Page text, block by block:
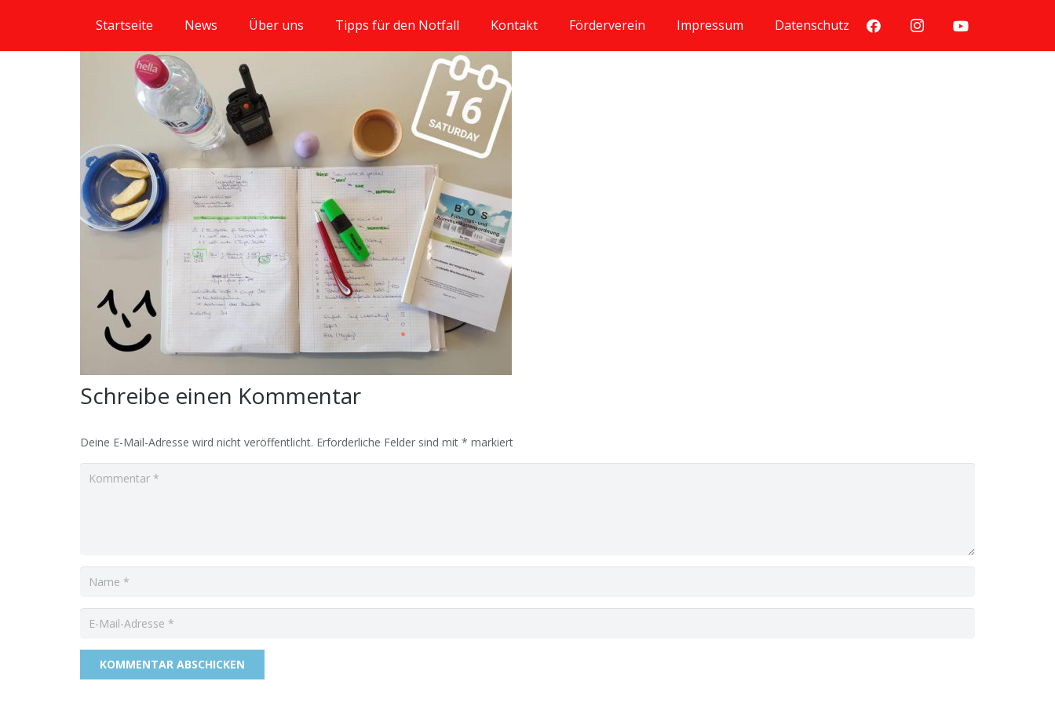
Startseite News Über uns Tipps für den Notfall Kontakt Förderverein Impressum Datenschutz
Schreibe einen Kommentar
Deine E-Mail-Adresse wird nicht veröffentlicht. Erforderliche Felder sind mit * markiert
KOMMENTAR ABSCHICKEN